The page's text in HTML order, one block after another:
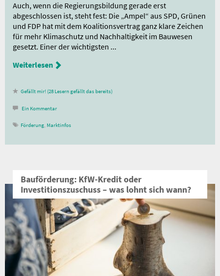
Auch, wenn die Regierungsbildung gerade erst
abgeschlossen ist, steht fest: Die „Ampel“ aus SPD, Grünen
und FDP hat mit dem Koalitionsvertrag ganz klare Zeichen
für mehr Klimaschutz und Nachhaltigkeit im Bauwesen
gesetzt. Einer der wichtigsten ...
Weiterlesen
28 Lesern gefällt das
Ein Kommentar
Förderung, Marktinfos
Bauförderung: KfW-Kredit oder
Investitionszuschuss – was lohnt sich wann?